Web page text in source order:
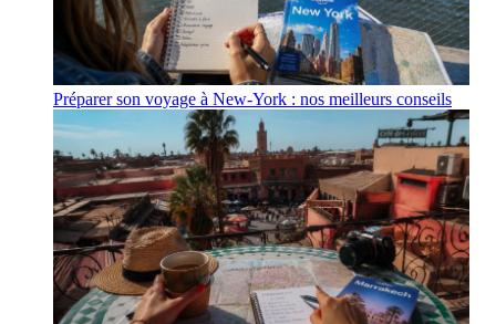
Préparer son voyage à New-York : nos meilleurs conseils